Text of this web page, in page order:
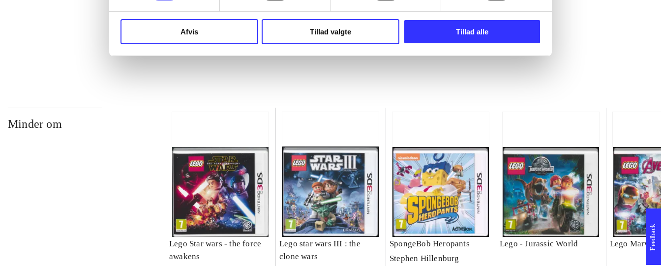
Afvis Tillad valgte Tillad alle
...
Minder om
Lego Star wars - the force
awakens
Lego star wars III : the
clone wars
SpongeBob Heropants
Stephen Hillenburg
Lego - Jurassic World Lego Marvel
Feedback